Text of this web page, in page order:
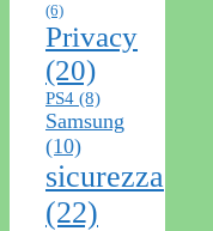
(6)
Privacy
(20)
PS4 (8)
Samsung
(10)
sicurezza
(22)